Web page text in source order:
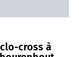
cross à